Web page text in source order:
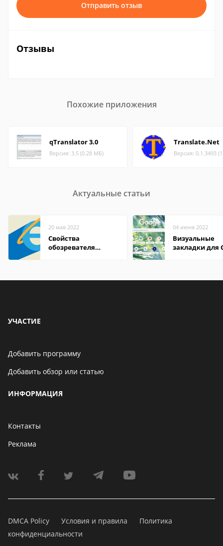
Отправить отзыв
Отзывы
Похожие приложения
qTranslator 3.0
Версия: 3.5 (0.28 МБ)
Translate.Net
Версия: 0.1.3493
Актуальные статьи
20 мая 2022
Свойства
обозревателя
04 июня 2022
Визуальные
закладки для
УЧАСТИЕ
Добавить программу
Добавить обзор или статью
ИНФОРМАЦИЯ
Контакты
Реклама
DMCA Policy Условия и правила
Политика
конфиденциальности